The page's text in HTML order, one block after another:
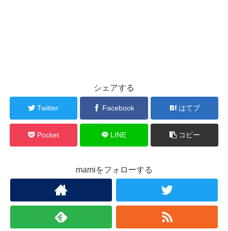
シェアする
Twitter Facebook はてブ
Pocket LINE コピー
mamiをフォローする